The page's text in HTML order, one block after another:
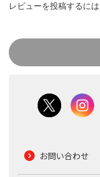
レビューを投稿するには
お問い合わせ